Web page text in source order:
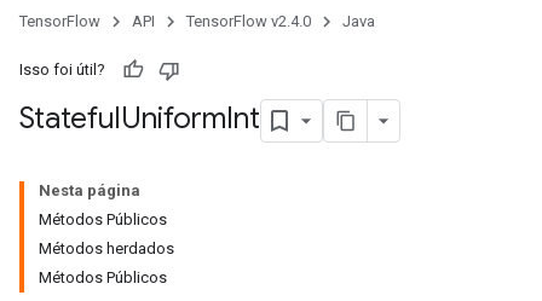
TensorFlow API TensorFlow v2.4.0 Java
Isso foi útil?
StatefulUniformInt
Nesta página
Métodos Públicos
Métodos herdados
Métodos Públicos